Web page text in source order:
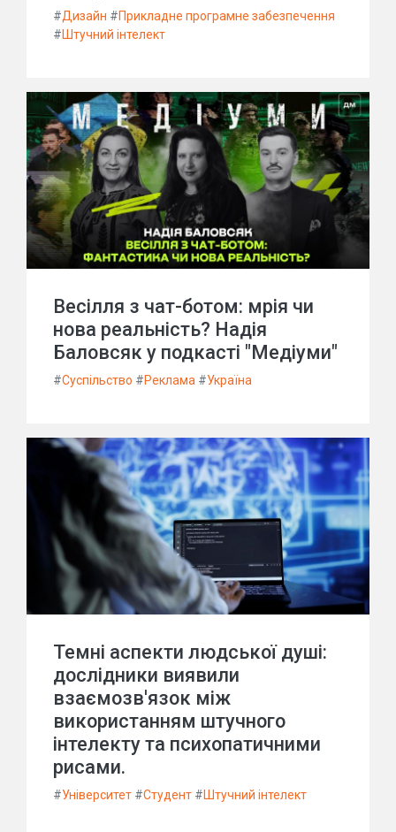
#Дизайн #Прикладне програмне забезпечення
#Штучний інтелект
Весілля з чат-ботом: мрія чи
нова реальність? Надія
Баловсяк у подкасті "Медіуми"
#Суспільство #Реклама #Україна
Темні аспекти людської душі:
дослідники виявили
взаємозв'язок між
використанням штучного
інтелекту та психопатичними
рисами.
#Університет #Студент #Штучний інтелект